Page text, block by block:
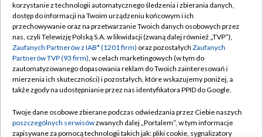
TVP
Abonament TVP
Emisja w TVP
Centrum informacji TVP
Naziemna Telewizja Cyfrowa
Rada Programowa
Regulamin TVP
Polityka prywatności
Moje zgody
Pomoc
Kontakt
korzystanie z technologii automatycznego śledzenia i zbierania danych,
dostęp do informacji na Twoim urządzeniu końcowym i ich
przechowywanie oraz na przetwarzanie Twoich danych osobowych przez
nas, czyli Telewizję Polską S.A. w likwidacji (zwaną dalej również „TVP”),
Zaufanych Partnerów z IAB* (1201 firm) oraz pozostałych Zaufanych
Partnerów TVP (93 firm), w celach marketingowych (w tym do
zautomatyzowanego dopasowania reklam do Twoich zainteresowań i
mierzenia ich skuteczności) i pozostałych, które wskazujemy poniżej, a
także zgody na udostępnianie przez nas identyfikatora PPID do Google.
Twoje dane osobowe zbierane podczas odwiedzania przez Ciebie naszych
poszczególnych serwisówzwanych dalej „Portalem”, w tym informacje
zapisywane za pomocą technologii takich jak: pliki cookie, sygnalizatory